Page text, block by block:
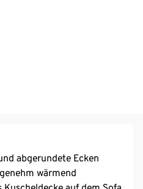
abgerundete Ecken
wärmend